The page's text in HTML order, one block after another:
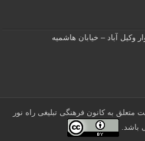
آباد – خیابان هاشمیه
به کانون فرهنگی تبلیغی راه نور